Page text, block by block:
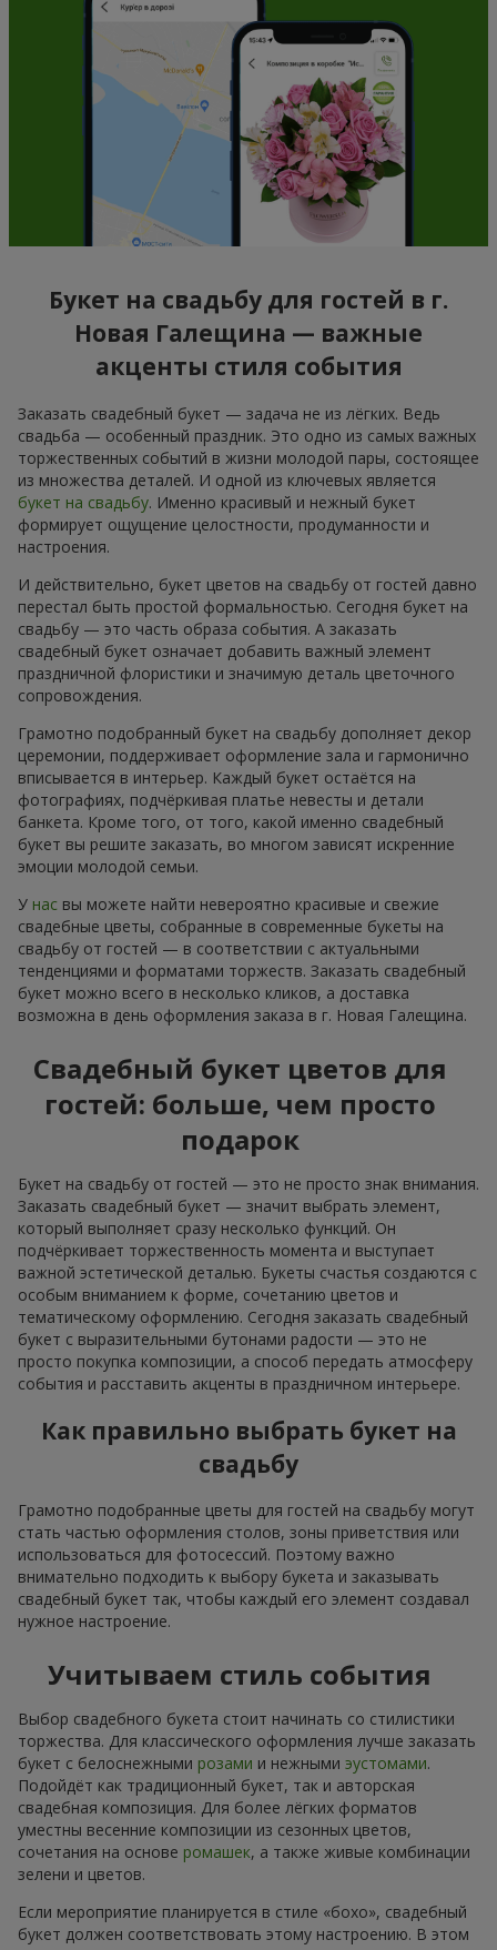
Букет на свадьбу для гостей в г.
Новая Галещина — важные
акценты стиля события
Заказать свадебный букет — задача не из лёгких. Ведь
свадьба — особенный праздник. Это одно из самых важных
торжественных событий в жизни молодой пары, состоящее
из множества деталей. И одной из ключевых является
букет на свадьбу. Именно красивый и нежный букет
формирует ощущение целостности, продуманности и
настроения.
И действительно, букет цветов на свадьбу от гостей давно
перестал быть простой формальностью. Сегодня букет на
свадьбу — это часть образа события. А заказать
свадебный букет означает добавить важный элемент
праздничной флористики и значимую деталь цветочного
сопровождения.
Грамотно подобранный букет на свадьбу дополняет декор
церемонии, поддерживает оформление зала и гармонично
вписывается в интерьер. Каждый букет остаётся на
фотографиях, подчёркивая платье невесты и детали
банкета. Кроме того, от того, какой именно свадебный
букет вы решите заказать, во многом зависят искренние
эмоции молодой семьи.
У нас вы можете найти невероятно красивые и свежие
свадебные цветы, собранные в современные букеты на
свадьбу от гостей — в соответствии с актуальными
тенденциями и форматами торжеств. Заказать свадебный
букет можно всего в несколько кликов, а доставка
возможна в день оформления заказа в г. Новая Галещина.
Свадебный букет цветов для
гостей: больше, чем просто
подарок
Букет на свадьбу от гостей — это не просто знак внимания.
Заказать свадебный букет — значит выбрать элемент,
который выполняет сразу несколько функций. Он
подчёркивает торжественность момента и выступает
важной эстетической деталью. Букеты счастья создаются с
особым вниманием к форме, сочетанию цветов и
тематическому оформлению. Сегодня заказать свадебный
букет с выразительными бутонами радости — это не
просто покупка композиции, а способ передать атмосферу
события и расставить акценты в праздничном интерьере.
Как правильно выбрать букет на
свадьбу
Грамотно подобранные цветы для гостей на свадьбу могут
стать частью оформления столов, зоны приветствия или
использоваться для фотосессий. Поэтому важно
внимательно подходить к выбору букета и заказывать
свадебный букет так, чтобы каждый его элемент создавал
нужное настроение.
Учитываем стиль события
Выбор свадебного букета стоит начинать со стилистики
торжества. Для классического оформления лучше заказать
букет с белоснежными розами и нежными эустомами.
Подойдёт как традиционный букет, так и авторская
свадебная композиция. Для более лёгких форматов
уместны весенние композиции из сезонных цветов,
сочетания на основе ромашек, а также живые комбинации
зелени и цветов.
Если мероприятие планируется в стиле «бохо», свадебный
букет должен соответствовать этому настроению. В этом